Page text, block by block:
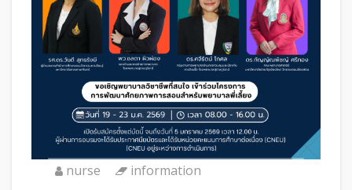
nurse information